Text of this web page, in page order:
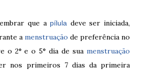
que a pílula deve ser iniciada,
a menstruação de preferência no
o 2° e o 5° dia de sua menstruação
nos primeiros 7 dias da primeira